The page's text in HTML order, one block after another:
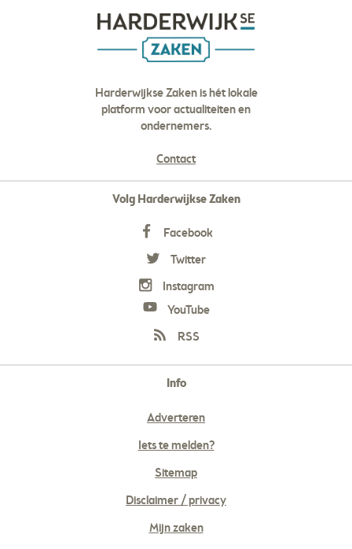
Harderwijkse Zaken is hét lokale
platform voor actualiteiten en
ondernemers.
Contact
Volg Harderwijkse Zaken
Facebook
Twitter
Instagram
YouTube
RSS
Info
Adverteren
Iets te melden?
Sitemap
Disclaimer / privacy
Mijn zaken